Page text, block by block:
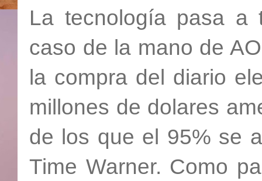
La tecnología pasa a
caso de la mano de
la compra del diario
millones de dolares
de los que el 95% se
Time Warner. Como